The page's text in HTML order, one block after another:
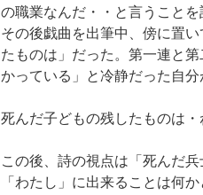
の職業なんだ・・と言うこと
その後戯曲を出筆中、傍に置
たものは」だった。第一連と
かっている」と冷静だった自
死んだ子どもの残したものは
この後、詩の視点は「死んだ
「わたし」に出来ることは何